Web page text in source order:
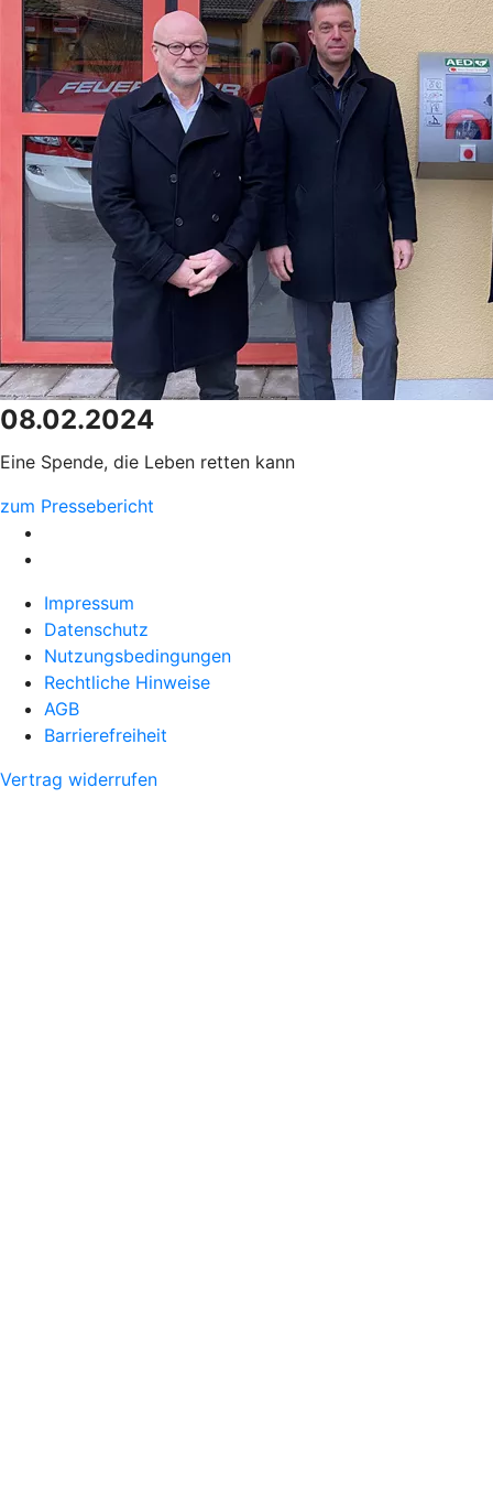
08.02.2024
Eine Spende, die Leben retten kann
zum Pressebericht
Impressum
Datenschutz
Nutzungsbedingungen
Rechtliche Hinweise
AGB
Barrierefreiheit
Vertrag widerrufen